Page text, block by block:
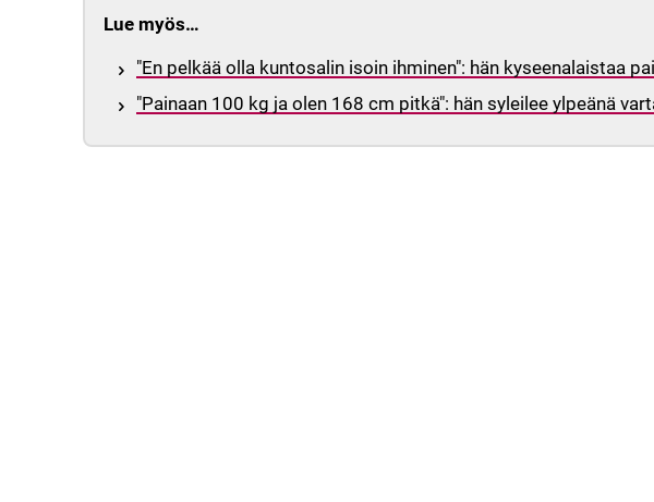
Lue myös…
"En pelkää olla kuntosalin isoin ihminen": hän kyseenalaistaa
"Painaan 100 kg ja olen 168 cm pitkä": hän syleilee ylpeänä